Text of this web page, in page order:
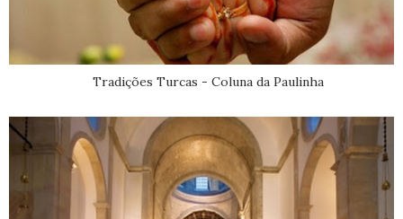
Tradições Turcas - Coluna da Paulinha